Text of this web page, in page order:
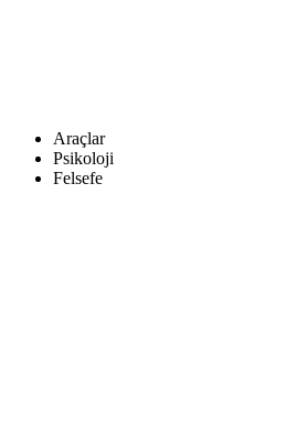
Araçlar
Psikoloji
Felsefe